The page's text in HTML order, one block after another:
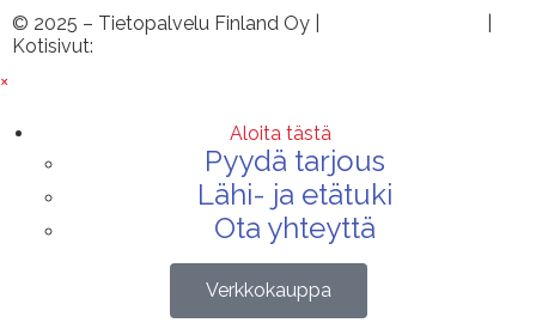
© 2025 – Tietopalvelu Finland Oy |
Kotisivut:
×
Aloita tästä
Pyydä tarjous
Lähi- ja etätuki
Ota yhteyttä
Verkkokauppa